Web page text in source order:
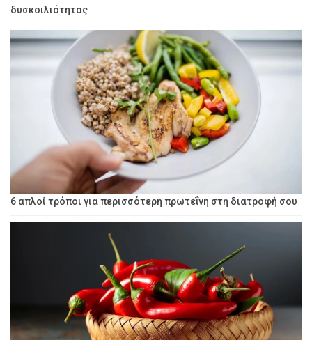
δυσκοιλιότητας
6 απλοί τρόποι για περισσότερη πρωτεΐνη στη διατροφή σου